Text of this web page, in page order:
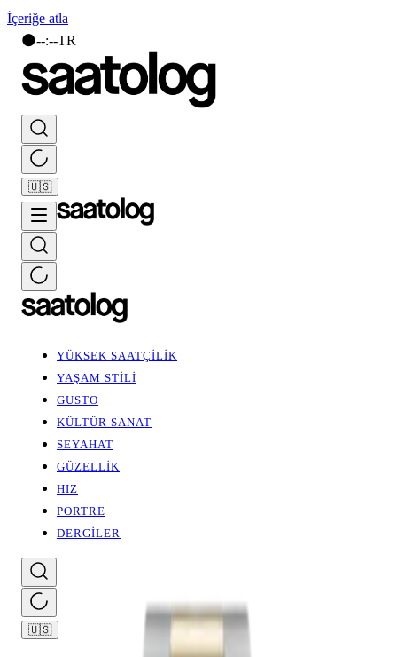
İçeriğe atla
🌑--:--TR
🇺🇸
YÜKSEK SAATÇİLİK
YAŞAM STİLİ
GUSTO
KÜLTÜR SANAT
SEYAHAT
GÜZELLİK
HIZ
PORTRE
DERGİLER
🇺🇸